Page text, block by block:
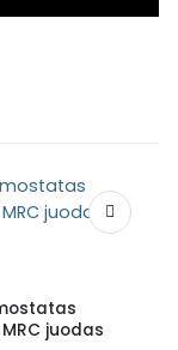
MRC juodas